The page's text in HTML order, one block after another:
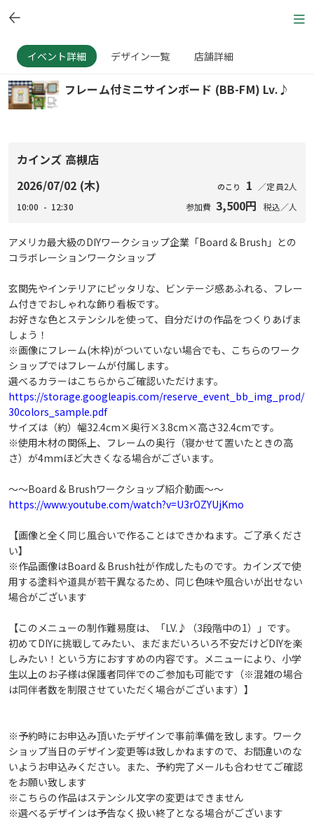
イベント詳細 デザイン一覧 店舗詳細
フレーム付ミニサインボード (BB-FM) Lv.♪
カインズ 高槻店
2026/07/02 (木)
10:00 - 12:30
のこり 1
／定員2人
参加費 3,500円 税込／人
アメリカ最大級のDIYワークショップ企業「Board & Brush」との
コラボレーションワークショップ
玄関先やインテリアにピッタリな、ビンテージ感あふれる、フレー
ム付きでおしゃれな飾り看板です。
お好きな色とステンシルを使って、自分だけの作品をつくりあげま
しょう！
※画像にフレーム(木枠)がついていない場合でも、こちらのワーク
ショップではフレームが付属します。
選べるカラーはこちらからご確認いただけます。
https://storage.googleapis.com/reserve_event_bb_img_prod/
30colors_sample.pdf
サイズは（約）幅32.4cm×奥行×3.8cm×高さ32.4cmです。
※使用木材の関係上、フレームの奥行（寝かせて置いたときの高
さ）が4mmほど大きくなる場合がございます。
～～Board & Brushワークショップ紹介動画～～
https://www.youtube.com/watch?v=U3rOZYUjKmo
【画像と全く同じ風合いで作ることはできかねます。ご了承くださ
い】
※作品画像はBoard & Brush社が作成したものです。カインズで使
用する塗料や道具が若干異なるため、同じ色味や風合いが出せない
場合がございます
【このメニューの制作難易度は、「LV.♪（3段階中の1）」です。
初めてDIYに挑戦してみたい、まだまだいろいろ不安だけどDIYを楽
しみたい！という方におすすめの内容です。メニューにより、小学
生以上のお子様は保護者同伴でのご参加も可能です（※混雑の場合
は同伴者数を制限させていただく場合がございます）】
※予約時にお申込み頂いたデザインで事前準備を致します。ワーク
ショップ当日のデザイン変更等は致しかねますので、お間違いのな
いようお申込みください。また、予約完了メールも合わせてご確認
をお願い致します
※こちらの作品はステンシル文字の変更はできません
※選べるデザインは予告なく扱い終了となる場合がございます
戻る このデザインで予約へ進む